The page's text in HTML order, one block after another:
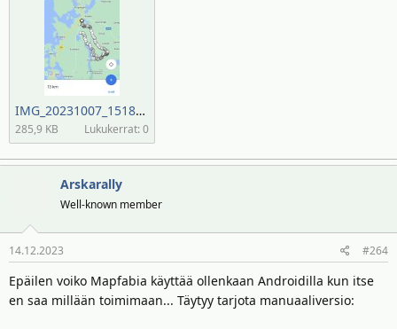
IMG_20231007_151807.jpg
285,9 KB Lukukerrat: 0
Arskarally
Well-known member
14.12.2023 #264
Epäilen voiko Mapfabia käyttää ollenkaan Androidilla kun itse
en saa millään toimimaan... Täytyy tarjota manuaaliversio: